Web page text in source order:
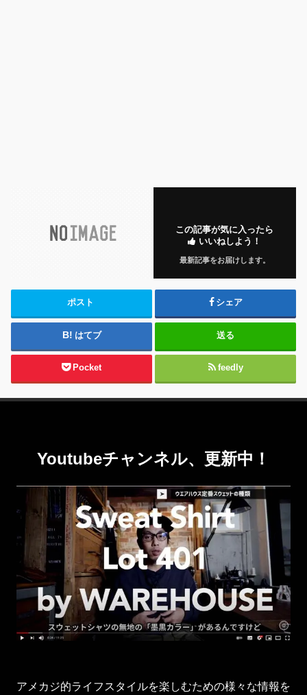
この記事が気に入ったら
いいねしよう！
最新記事をお届けします。
ポスト シェア
はてブ 送る
Pocket feedly
Youtubeチャンネル、更新中！
アメカジ的ライフスタイルを楽しむための様々な情報を